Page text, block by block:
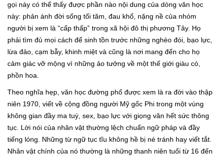
gọi này có thể thấy được phần nào nội dung của dòng văn học
này: phản ánh đời sống tối tăm, đau khổ, nặng nề của nhóm
người bị xem là “cấp thấp” trong xã hội đô thị phương Tây. Họ
phải tìm đủ mọi cách để sinh tồn trước những nghèo đói, bạo lực,
lừa đảo, cạm bẫy, khinh miệt và cũng là nơi mang đến cho họ
cảm giác vỡ mộng vì những ảo tưởng về một thế giới giàu có,
phồn hoa.
Theo nghĩa hẹp, văn học đường phố được xem là ra đời vào thập
niên 1970, viết về cộng đồng người Mỹ gốc Phi trong một vùng
không gian đầy ma tuý, sex, bạo lực với giọng văn hết sức thông
tục. Lời nói của nhân vật thường lệch chuẩn ngữ pháp và đầy
tiếng lóng. Những từ ngữ tục tĩu không hề bị né tránh hay viết tắt.
Nhân vật chính của nó thường là những thanh niên tuổi từ 16 đến